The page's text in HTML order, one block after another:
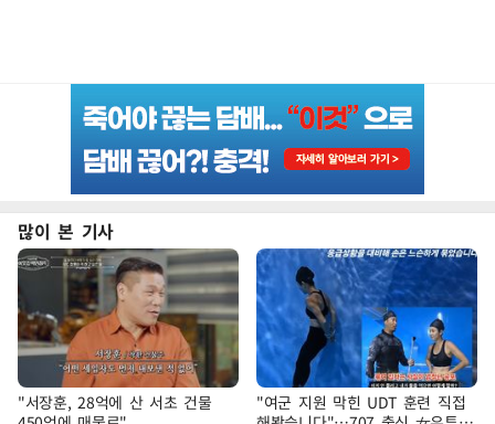
많이 본 기사
"서장훈, 28억에 산 서초 건물
"여군 지원 막힌 UDT 훈련 직접